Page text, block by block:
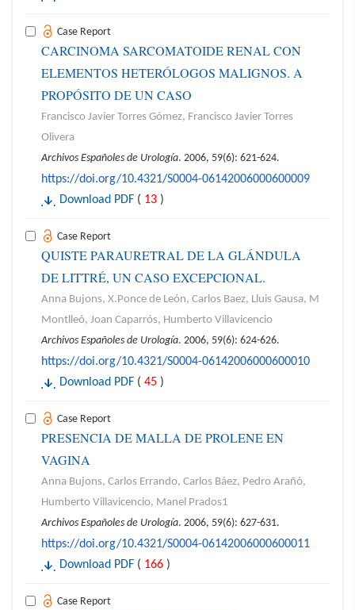
Case Report
CARCINOMA SARCOMATOIDE RENAL CON
ELEMENTOS HETERÓLOGOS MALIGNOS. A
PROPÓSITO DE UN CASO
Francisco Javier Torres Gómez, Francisco Javier Torres
Olivera
Archivos Españoles de Urología. 2006, 59(6): 621-624.
https://doi.org/10.4321/S0004-06142006000600009
Download PDF ( 13 )
Case Report
QUISTE PARAURETRAL DE LA GLÁNDULA
DE LITTRÉ, UN CASO EXCEPCIONAL.
Anna Bujons, X.Ponce de León, Carlos Baez, Lluis Gausa, M
Montlleó, Joan Caparrós, Humberto Villavicencio
Archivos Españoles de Urología. 2006, 59(6): 624-626.
https://doi.org/10.4321/S0004-06142006000600010
Download PDF ( 45 )
Case Report
PRESENCIA DE MALLA DE PROLENE EN
VAGINA
Anna Bujons, Carlos Errando, Carlos Báez, Pedro Arañó,
Humberto Villavicencio, Manel Prados1
Archivos Españoles de Urología. 2006, 59(6): 627-631.
https://doi.org/10.4321/S0004-06142006000600011
Download PDF ( 166 )
Case Report